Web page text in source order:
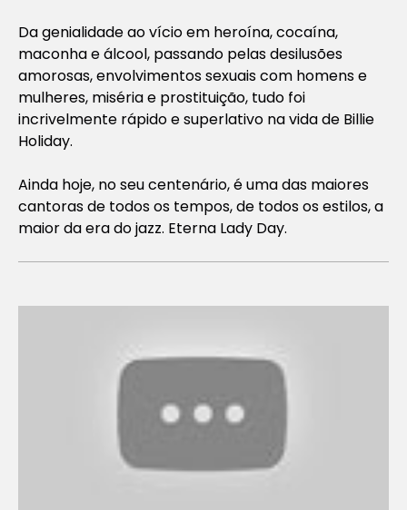
Da genialidade ao vício em heroína, cocaína,
maconha e álcool, passando pelas desilusões
amorosas, envolvimentos sexuais com homens e
mulheres, miséria e prostituição, tudo foi
incrivelmente rápido e superlativo na vida de Billie
Holiday.
Ainda hoje, no seu centenário, é uma das maiores
cantoras de todos os tempos, de todos os estilos, a
maior da era do jazz. Eterna Lady Day.